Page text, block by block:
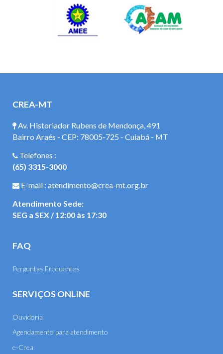
CREA-MT
Av. Historiador Rubens de Mendonça, 491
Bairro Araés - CEP: 78005-725 - Cuiabá - MT
Telefones :
(65) 3315-3000
E-mail : atendimento@crea-mt.org.br
Atendimento Sede:
SEG a SEX / 12:00 às 17:30
FAQ
Perguntas Frequentes
SERVIÇOS ONLINE
Ouvidoria
Agendamento para atendimento
e-Crea